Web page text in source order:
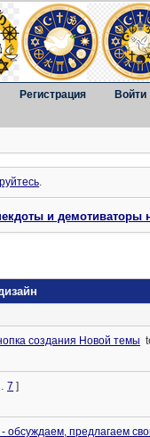
Регистрация Войти
.
и
создания Новой темы
7 ]
предлагаем